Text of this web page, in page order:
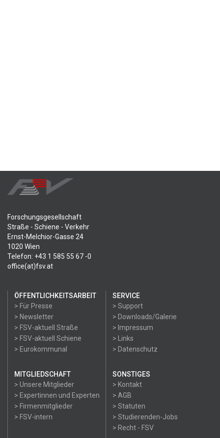
Forschungsgesellschaft
Straße - Schiene - Verkehr
Ernst-Melchior-Gasse 24
1020 Wien
Telefon: +43 1 585 55 67 -0
office(at)fsv.at
ÖFFENTLICHKEITSARBEIT
> Für Presse
> Newsletter
> FSV-aktuell Straße
> FSV-aktuell Schiene
> Eurokommunal
SERVICE
> Support
> Downloads/Galerie
> Impressum
> Links
> Datenschutz
MITGLIEDSCHAFT
> Unsere Mitglieder
> Expertinnen und Experten
> Firmenmitglieder
> FSV-intern
SONSTIGES
> Kontakt
> AGB
> Statuten
> Studierenden-Jobs
> Recht - FSV